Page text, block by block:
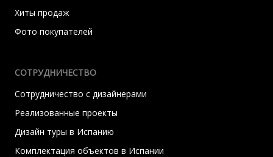
Хиты продаж
Фото покупателей
СОТРУДНИЧЕСТВО
Сотрудничество с дизайнерами
Реализованные проекты
Дизайн туры в Испанию
Комплектация объектов в Испании